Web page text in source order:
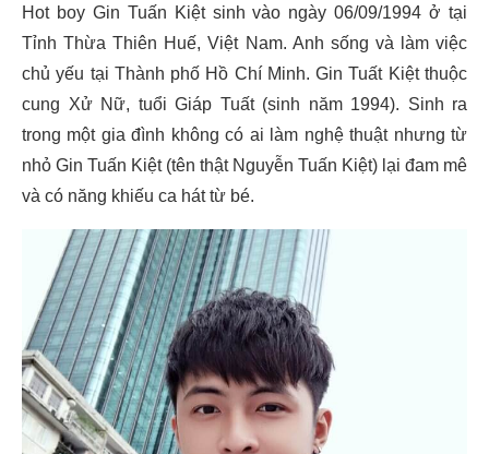
Hot boy Gin Tuấn Kiệt sinh vào ngày 06/09/1994 ở tại
Tỉnh Thừa Thiên Huế, Việt Nam. Anh sống và làm việc
chủ yếu tại Thành phố Hồ Chí Minh. Gin Tuất Kiệt thuộc
cung Xử Nữ, tuổi Giáp Tuất (sinh năm 1994). Sinh ra
trong một gia đình không có ai làm nghệ thuật nhưng từ
nhỏ Gin Tuấn Kiệt (tên thật Nguyễn Tuấn Kiệt) lại đam mê
và có năng khiếu ca hát từ bé.